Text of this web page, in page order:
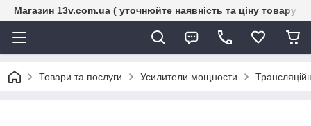
Магазин 13v.com.ua ( уточнюйте наявність та ціну товару
Товари та послуги Усилители мощности